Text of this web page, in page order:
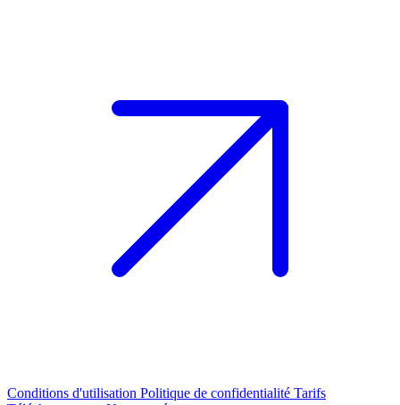
Conditions d'utilisation Politique de confidentialité Tarifs